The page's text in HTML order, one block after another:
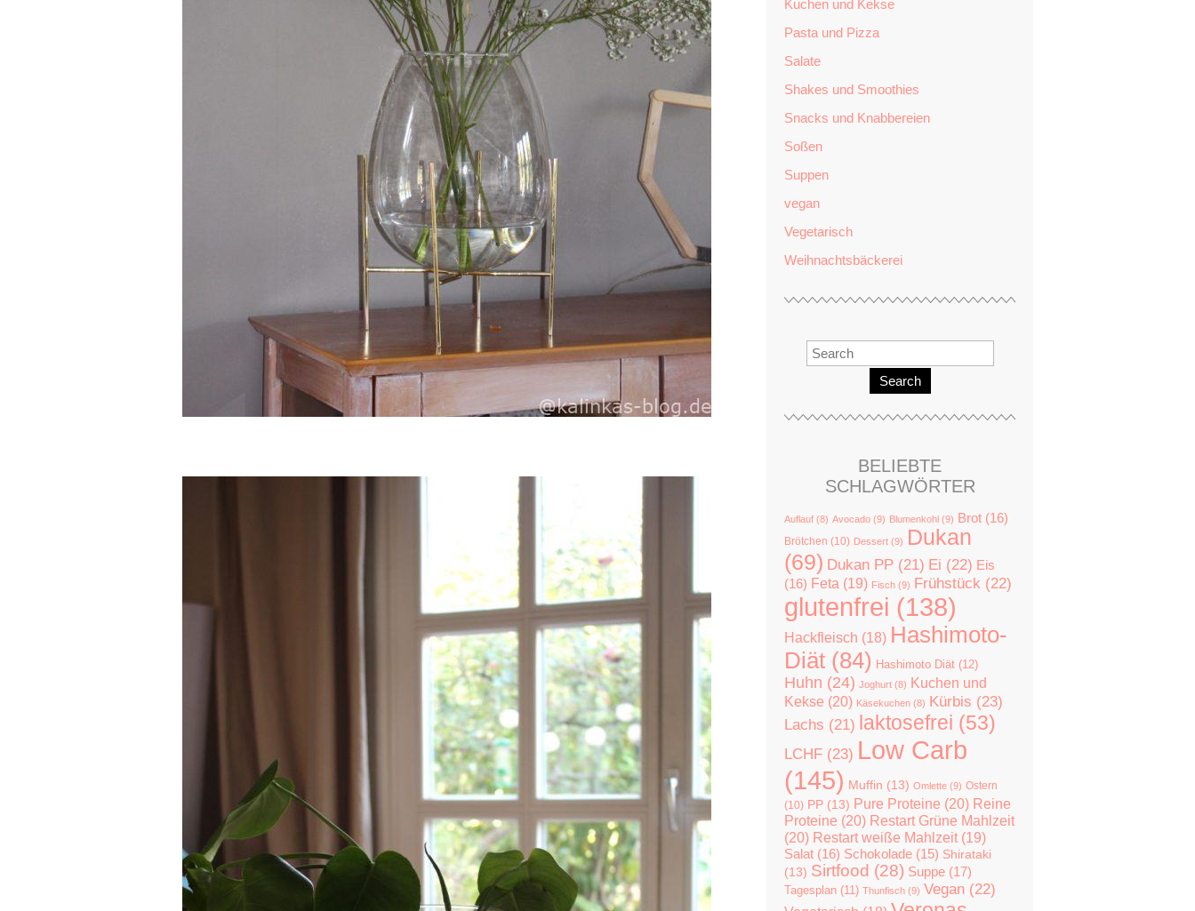
Kuchen und Kekse
Pasta und Pizza
Salate
Shakes und Smoothies
Snacks und Knabbereien
Soßen
Suppen
vegan
Vegetarisch
Weihnachtsbäckerei
Search
BELIEBTE
SCHLAGWÖRTER
Auflauf (8) Avocado (9) Blumenkohl (9) Brot (16)
Brötchen (10) Dessert (9) Dukan
(69) Dukan PP (21) Ei (22) Eis
(16) Feta (19) Fisch (9) Frühstück (22)
glutenfrei (138)
Hackfleisch (18) Hashimoto-
Diät (84) Hashimoto Diät (12)
Huhn (24) Joghurt (8) Kuchen und
Kekse (20) Käsekuchen (8) Kürbis (23)
Lachs (21) laktosefrei (53)
LCHF (23) Low Carb
(145) Muffin (13) Omlette (9) Ostern
(10) PP (13) Pure Proteine (20) Reine
Proteine (20) Restart Grüne Mahlzeit
(20) Restart weiße Mahlzeit (19)
Salat (16) Schokolade (15) Shirataki
(13) Sirtfood (28) Suppe (17)
Tagesplan (11) Thunfisch (9) Vegan (22)